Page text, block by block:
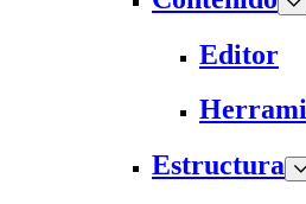
Editor
Estructura